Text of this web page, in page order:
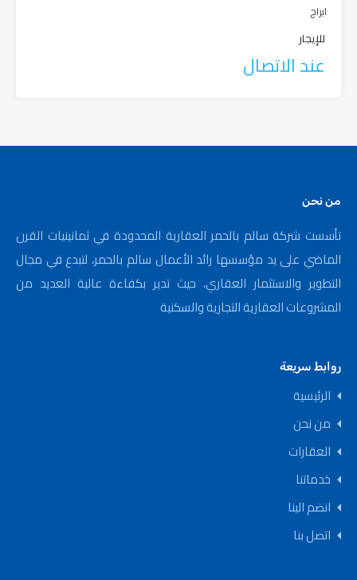
ابراج
للإيجار
عند الاتصال
من نحن
تأسست شركة سالم بالحمر العقارية المحدودة في ثمانينيات القرن
الماضي على يد مؤسسها رائد الأعمال سالم بالحمر، لتبدع في مجال
التطوير والاستثمار العقاري، حيث تدير بكفاءة عالية العديد من
المشروعات العقارية التجارية والسكنية
روابط سريعة
الرئيسية
من نحن
العقارات
خدماتنا
انضم الينا
اتصل بنا